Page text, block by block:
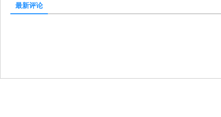
最新评论